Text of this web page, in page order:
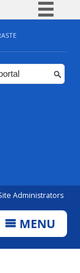
BR
Administrators
MENU